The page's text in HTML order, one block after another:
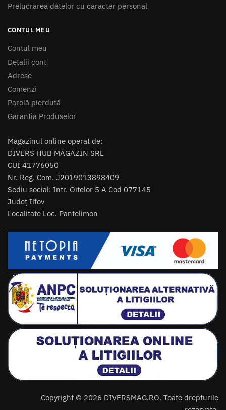
Prelucrarea datelor cu caracter personal
CONTUL MEU
Contul meu
Detalii cont
Adrese
Comenzi
Parolă pierdută
Garantia Produselor
Magazinul online operat de:
DIVERS HUB MAGAZIN SRL
CUI 41776050
Nr. Reg. Com. J2019013898409
Sediu social: Intr. Oitelor 5 A Cod 077145
Județ Ilfov
Localitate Loc. Pantelimon
Copyright © 2026 DIVERSMAG.RO. Toate drepturile